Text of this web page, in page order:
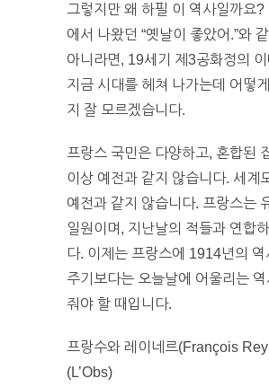
그렇지만 왜 하필 이 역사일까요?
에서 나왔던 “옛날이 좋았어.”와
아니라면, 19세기 제3공화정의
지금 시대를 헤쳐 나가는데 어떻
지 잘 모르겠습니다.
프랑스 국민은 다양하고, 혼합된
이상 예전과 같지 않습니다. 세계
예전과 같지 않습니다. 프랑스는
일원이며, 지난날의 적들과 연합
다. 이제는 프랑스에 1914년의 역
주기보다는 오늘날에 어울리는
줘야 할 때입니다.
프랑수와 레이네르(François
(L’Obs)